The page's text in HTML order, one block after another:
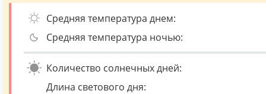
Средняя температура днем:
Средняя температура ночью:
Количество солнечных дней:
Длина светового дня: